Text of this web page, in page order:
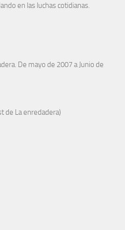
en las luchas cotidianas.
De mayo de 2007 a Junio de
de La enredadera)